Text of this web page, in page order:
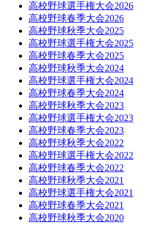
高校野球選手権大会2026
高校野球春季大会2026
高校野球秋季大会2025
高校野球選手権大会2025
高校野球春季大会2025
高校野球秋季大会2024
高校野球選手権大会2024
高校野球春季大会2024
高校野球秋季大会2023
高校野球選手権大会2023
高校野球春季大会2023
高校野球秋季大会2022
高校野球選手権大会2022
高校野球春季大会2022
高校野球秋季大会2021
高校野球選手権大会2021
高校野球春季大会2021
高校野球秋季大会2020